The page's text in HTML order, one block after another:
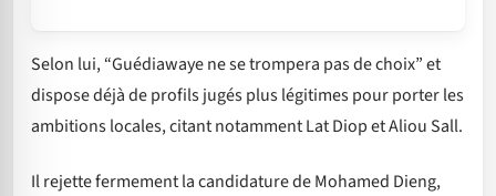
Selon lui, “Guédiawaye ne se trompera pas de choix” et
dispose déjà de profils jugés plus légitimes pour porter les
ambitions locales, citant notamment Lat Diop et Aliou Sall.
Il rejette fermement la candidature de Mohamed Dieng,